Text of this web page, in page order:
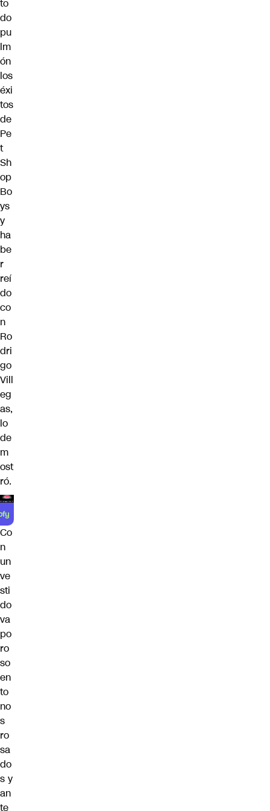
to
do
pu
lm
ón
los
éxi
tos
de
Pe
t
Sh
op
Bo
ys
y
ha
be
r
reí
do
co
n
Ro
dri
go
Vill
eg
as,
lo
de
m
ost
ró.
Co
n
un
ve
sti
do
va
po
ro
so
en
to
no
s
ro
sa
do
s y
an
te